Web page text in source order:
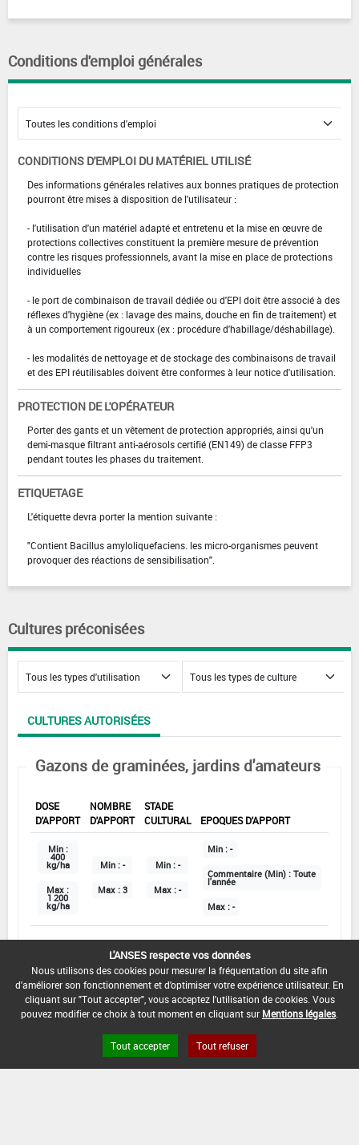
Conditions d'emploi générales
CONDITIONS D'EMPLOI DU MATÉRIEL UTILISÉ
Des informations générales relatives aux bonnes pratiques de protection
pourront être mises à disposition de l'utilisateur :
- l'utilisation d'un matériel adapté et entretenu et la mise en œuvre de
protections collectives constituent la première mesure de prévention
contre les risques professionnels, avant la mise en place de protections
individuelles
- le port de combinaison de travail dédiée ou d'EPI doit être associé à des
réflexes d'hygiène (ex : lavage des mains, douche en fin de traitement) et
à un comportement rigoureux (ex : procédure d'habillage/déshabillage).
- les modalités de nettoyage et de stockage des combinaisons de travail
et des EPI réutilisables doivent être conformes à leur notice d'utilisation.
PROTECTION DE L'OPÉRATEUR
Porter des gants et un vêtement de protection appropriés, ainsi qu'un
demi-masque filtrant anti-aérosols certifié (EN149) de classe FFP3
pendant toutes les phases du traitement.
ETIQUETAGE
L'étiquette devra porter la mention suivante :
"Contient Bacillus amyloliquefaciens. les micro-organismes peuvent
provoquer des réactions de sensibilisation".
Cultures préconisées
CULTURES AUTORISÉES
Gazons de graminées, jardins d'amateurs
DOSE
D'APPORT
NOMBRE
D'APPORT
STADE
CULTURAL
EPOQUES D'APPORT
Min :
400
kg/ha
Max :
1 200
kg/ha
Min : -
Max : 3
Min : -
Max : -
Min : -
Commentaire (Min) : Toute
l'année
Max : -
DATE D'AUTORISATION DE L'USAGE :
04/07/2018
COMMENTAIRE :
Terrains engazonnés
Épandage au sol
L'ANSES respecte vos données
Nous utilisons des cookies pour mesurer la fréquentation du site afin
d'améliorer son fonctionnement et d'optimiser votre expérience utilisateur. En
cliquant sur "Tout accepter", vous acceptez l'utilisation de cookies. Vous
pouvez modifier ce choix à tout moment en cliquant sur Mentions légales
Tout accepter Tout refuser